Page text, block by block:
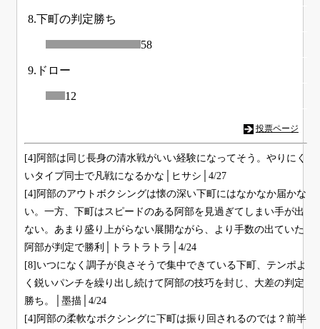
8.下町の判定勝ち
58
9.ドロー
12
投票ページ
[4]阿部は同じ長身の清水戦がいい経験になってそう。やりにく
いタイプ同士で凡戦になるかな│ヒサシ│4/27
[4]阿部のアウトボクシングは懐の深い下町にはなかなか届かな
い。一方、下町はスピードのある阿部を見過ぎてしまい手が出
ない。あまり盛り上がらない展開ながら、より手数の出ていた
阿部が判定で勝利│トラトラトラ│4/24
[8]いつになく調子が良さそうで集中できている下町、テンポよ
く鋭いパンチを繰り出し続けて阿部の技巧を封じ、大差の判定
勝ち。│墨描│4/24
[4]阿部の柔軟なボクシングに下町は振り回されるのでは？前半